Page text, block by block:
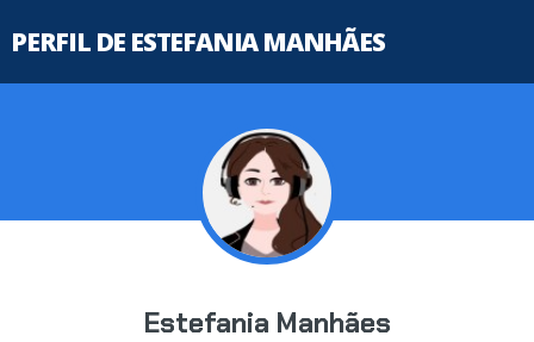
PERFIL DE ESTEFANIA MANHÃES
Estefania Manhães